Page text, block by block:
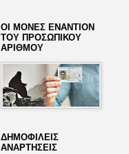
ΟΙ ΜΟΝΕΣ ΕΝΑΝΤΙΟΝ
ΤΟΥ ΠΡΟΣΩΠΙΚΟΥ
ΑΡΙΘΜΟΥ
ΔΗΜΟΦΙΛΕΙΣ
ΑΝΑΡΤΗΣΕΙΣ